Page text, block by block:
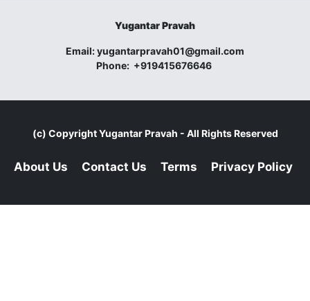
Yugantar Pravah
Email:yugantarpravah01@gmail.com
Phone: +919415676646
(c) CopyrightYugantar Pravah - All Rights Reserved
About Us Contact Us Terms Privacy Policy